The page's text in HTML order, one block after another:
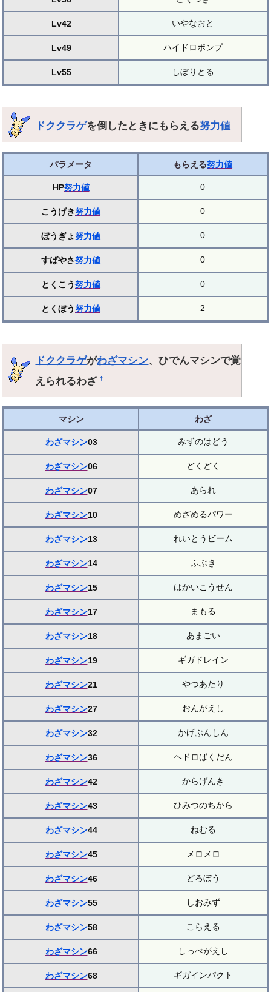
Lv42 いやなおと
Lv49 ハイドロポンプ
Lv55 しぼりとる
ドククラゲを倒したときにもらえる努力値 †
パラメータ もらえる努力値
HP努力値 0
こうげき努力値 0
ぼうぎょ努力値 0
すばやさ努力値 0
とくこう努力値 0
とくぼう努力値 2
ドククラゲがわざマシン、ひでんマシンで覚
えられるわざ†
マシン わざ
わざマシン03 みずのはどう
わざマシン06 どくどく
わざマシン07 あられ
わざマシン10 めざめるパワー
わざマシン13 れいとうビーム
わざマシン14 ふぶき
わざマシン15 はかいこうせん
わざマシン17 まもる
わざマシン18 あまごい
わざマシン19 ギガドレイン
わざマシン21 やつあたり
わざマシン27 おんがえし
わざマシン32 かげぶんしん
わざマシン36 ヘドロばくだん
わざマシン42 からげんき
わざマシン43 ひみつのちから
わざマシン44 ねむる
わざマシン45 メロメロ
わざマシン46 どろぼう
わざマシン55 しおみず
わざマシン58 こらえる
わざマシン66 しっぺがえし
わざマシン68 ギガインパクト